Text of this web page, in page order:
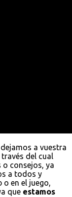
a vuestra
través del cual
consejos, ya
a todos y
en el juego,
que estamos